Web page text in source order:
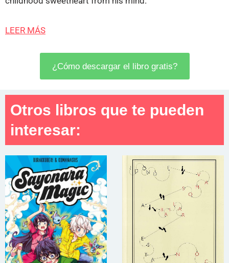
LEER MÁS
¿Cómo descargar el libro gratis?
Otros libros que te pueden
interesar: